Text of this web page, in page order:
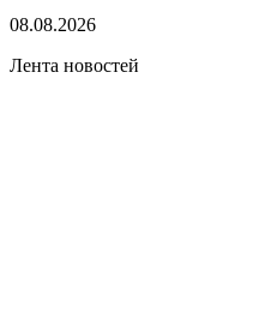
08.08.2026
Лента новостей